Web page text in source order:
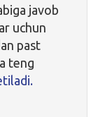
javob
uchun
past
teng